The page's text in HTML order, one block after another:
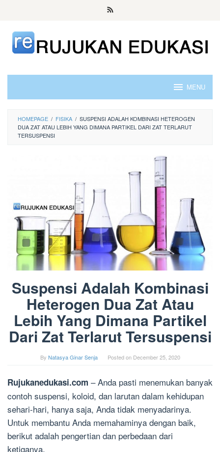
content
MENU
HOMEPAGE / FISIKA / SUSPENSI ADALAH KOMBINASI HETEROGEN
DUA ZAT ATAU LEBIH YANG DIMANA PARTIKEL DARI ZAT TERLARUT
TERSUSPENSI
Suspensi Adalah Kombinasi
Heterogen Dua Zat Atau
Lebih Yang Dimana Partikel
Dari Zat Terlarut Tersuspensi
By Natasya Ginar Senja Posted on December 25, 2020
Rujukanedukasi.com – Anda pasti menemukan banyak
contoh suspensi, koloid, dan larutan dalam kehidupan
sehari-hari, hanya saja, Anda tidak menyadarinya.
Untuk membantu Anda memahaminya dengan baik,
berikut adalah pengertian dan perbedaan dari
ketiganya.